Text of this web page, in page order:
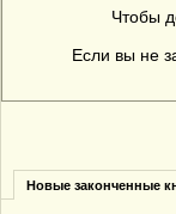
Чтобы
Если вы не
Новые законченные